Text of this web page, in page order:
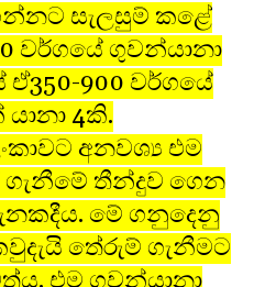
සැලසුම් කළේ
වර්ගයේ ගුවන්යානා
ඒ350-900 වර්ගයේ
4කි.
අනවශ්‍ය එම
ගැනීමේ තීන්දුව ගෙන
මේ ගනුදෙනු
තේරුම් ගැනීමට